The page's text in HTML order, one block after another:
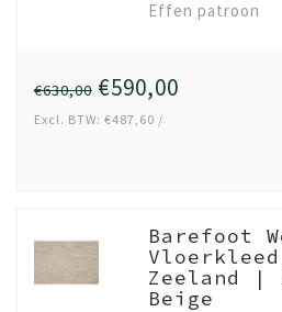
Effen patroon
€630,00 €590,00
Excl. BTW: €487,60 /
Barefoot
Zeeland |
Beige